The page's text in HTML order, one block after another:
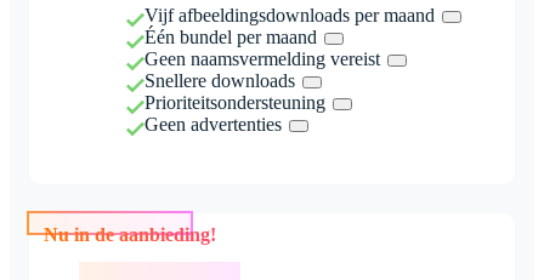
Vijf afbeeldingsdownloads per maand
Één bundel per maand
Geen naamsvermelding vereist
Snellere downloads
Prioriteitsondersteuning
Geen advertenties
Nu in de aanbieding!